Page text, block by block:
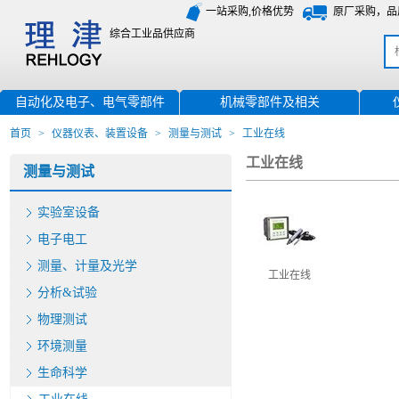
一站采购,价格优势
原厂采购，
综合工业品供应商
自动化及电子、电气零部件 机械零部件及相关
首页 > 仪器仪表、装置设备 > 测量与测试 > 工业在线
测量与测试
实验室设备
电子电工
测量、计量及光学
分析&试验
物理测试
环境测量
生命科学
工业在线
工业在线